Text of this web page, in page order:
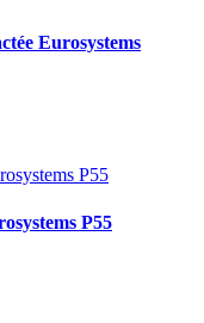
Eurosystems
P55